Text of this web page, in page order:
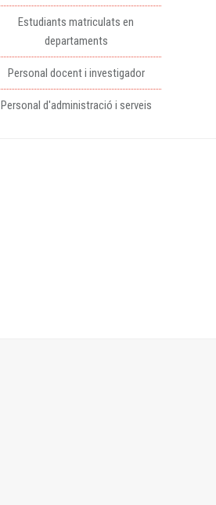
Estudiants matriculats en
departaments
Personal docent i investigador
Personal d'administració i serveis